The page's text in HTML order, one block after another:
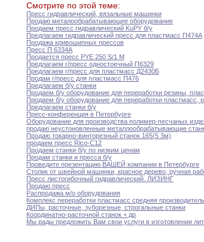
Смотрите по этой теме:
Пресс гидравлический вязальные машинки
Продаю металообрабатывающее оборудование
Продаем пресс гидравлический KuPY б/у
Предлагаем гидравлический пресс для пластмасс П474А
Продажа кривошипных прессов
Пресс П 6334А
Продается пресс PYE 250 S/1 M
Предлагаем г/пресс одностоечный П6329
Предлагаем г/пресс для пластмасс Д2430Б
Продам г/пресс для пластмасс П476
Предлагаем б/у станки
Продаем б/у оборудование для переработки резины
Продаем б/у оборудование для переработки пластмасс
Предлагаем станки б/у
Пресс-конференция в Петербурге
Оборудование для производства полимер-песчаных
продаю неустоновленные металлообрабатывающие
Продаю токарно-винторезный станок 165(5 3м)
продаем пресс Rico-C12
Продаем станки б/у по низким ценам
Продам станки и пресса б/у
Проведите презентацию ВАШЕЙ компании в Петербурге
Столик от швейной машинки красное дерево ручная
Пресс листогибочный гидравлический ЛИЗИНГ
Продаю пресс
Распродажа м/о оборудования
Комплекс переработки пластмасс средняя
ДИПы расточные зуборезные строгальные станки
Координатно-расточной станок + др
Мы рады предложить Вам свои услуги в изготовлении